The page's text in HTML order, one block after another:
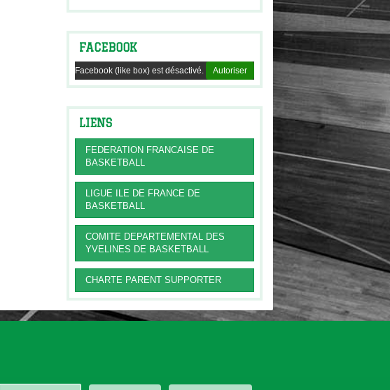
FACEBOOK
Facebook (like box) est désactivé. Autoriser
LIENS
FEDERATION FRANCAISE DE
BASKETBALL
LIGUE ILE DE FRANCE DE
BASKETBALL
COMITE DEPARTEMENTAL DES
YVELINES DE BASKETBALL
CHARTE PARENT SUPPORTER